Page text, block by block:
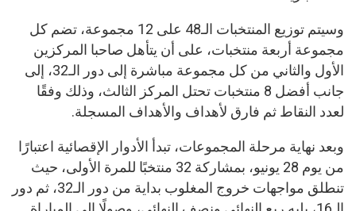
وسيتم توزيع المنتخبات الـ48 على 12 مجموعة، تضم كل
مجموعة أربعة منتخبات، على أن يتأهل صاحبا المركزين
الأول والثاني من كل مجموعة مباشرة إلى دور الـ32، إلى
جانب أفضل 8 منتخبات تحتل المركز الثالث، وذلك وفقًا
لعدد النقاط ثم فارق لأهداف والأهداف المسجلة.
وبعد نهاية مرحلة المجموعات، تبدأ الأدوار الإقصائية اعتبارًا
من يوم 28 يونيو، بمشاركة 32 منتخبًا للمرة الأولى، حيث
تنطلق مواجهات خروج المغلوب بداية من دور الـ32، ثم دور